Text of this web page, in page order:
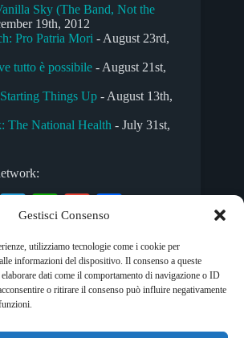
Gestisci Consenso
utilizziamo tecnologie come i cookie per
informazioni del dispositivo. Il consenso a queste
dati come il comportamento di navigazione o ID
o ritirare il consenso può influire negativamente
Sky (The Band, Not the
19th, 2012
Pro Patria Mori - August 23rd,
tutto è possibile - August 21st,
Things Up - August 13th,
The National Health - July 31st,
Te
gr
a
m
W
ts
A
G
ail di
vi
#rock